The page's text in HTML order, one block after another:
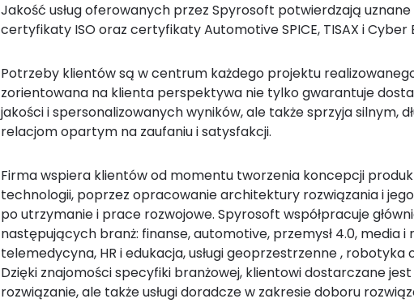
Jakość usług oferowanych przez Spyrosoft potwierdzają uznane
certyfikaty ISO oraz certyfikaty Automotive SPICE, TISAX i Cyber
Potrzeby klientów są w centrum każdego projektu
zorientowana na klienta perspektywa nie tylko gwarantuje
jakości i spersonalizowanych wyników, ale także sprzyja silnym,
relacjom opartym na zaufaniu i satysfakcji.
Firma wspiera klientów od momentu tworzenia koncepcji
technologii, poprzez opracowanie architektury rozwiązania i
po utrzymanie i prace rozwojowe. Spyrosoft współpracuje
następujących branż: finanse, automotive, przemysł 4.0, media i
telemedycyna, HR i edukacja, usługi geoprzestrzenne , robotyka
Dzięki znajomości specyfiki branżowej, klientowi dostarczane
rozwiązanie, ale także usługi doradcze w zakresie doboru